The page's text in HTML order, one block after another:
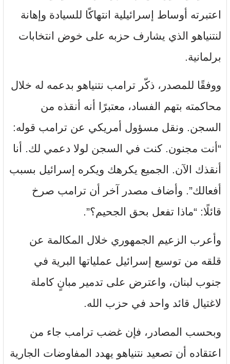
اعتبرته أوساط إسرائيلية انتهاكًا للسيادة وإهانة
لنتنياهو الذي يشارف حزبه على خوض انتخابات
برلمانية.
ووفقًا للمصدر، ذكّر ترامب نتنياهو بدعمه له خلال
محاكمته بتهم الفساد، معتبرًا أنه أنقذه من
السجن. ونقل مسؤول أمريكي عن ترامب قوله:
“أنت مجنون. كنت في السجن لولا دعمي لك. أنا
أنقذك الآن. الجميع يكرهك ويكره إسرائيل بسبب
أفعالك”. وأضاف مصدر آخر أن ترامب صرخ
قائلًا: “ماذا تفعل بحق الجحيم؟”.
وأعرب الزعيم الجمهوري خلال المكالمة عن
قلقه من توسيع إسرائيل عملياتها البرية في
جنوب لبنان، واعترض على تدمير مبانٍ كاملة
لاغتيال قائد واحد في حزب الله.
وبحسب المصادر، فإن غضب ترامب جاء من
اعتقاده أن تصعيد نتنياهو يهدد المفاوضات الجارية